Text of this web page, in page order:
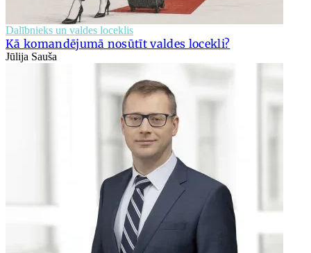
Dalībnieks un valdes loceklis
Kā komandējumā nosūtīt valdes locekli?
Jūlija Sauša